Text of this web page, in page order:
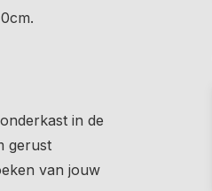
in de
gerust
van jouw